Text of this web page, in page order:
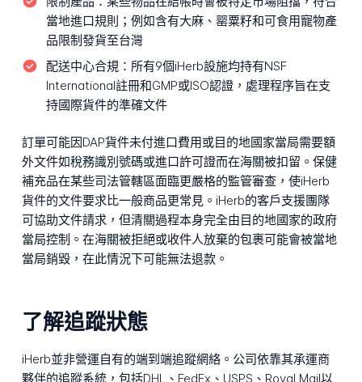
當地進口規則；例如含有大麻、罂粟籽和可食用寵物產
品限制發貨至台灣
配送中心合規： 所有9個iHerb設施均持有NSF
International註冊和GMP或ISO認證，處理程序旨在支
持國際貨件的準確文件
訂單可能因DAP貨件未付進口費用或目的地國家當局需要額
外文件如稅務識別號碼或進口許可證而在海關被扣留。保健
補充品在某些司法管轄區面臨更嚴格的監管審查，使iHerb
貨件的文件要求比一般商品更常見。iHerb的客戶支援團隊
可協助文件請求，但清關過程本身完全由目的地國家的政府
當局控制。在海關被拒絕或收件人放棄的包裹可能會被當地
當局銷毀，在此情況下可能無法退款。
了解追蹤狀態
iHerb並非營運自有的端到端追蹤網絡。公司依靠其承運商
夥伴的追蹤系統，包括DHL、FedEx、USPS、Royal Mail以